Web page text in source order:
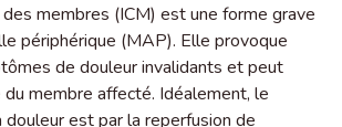
membres (ICM) est une forme grave
périphérique (MAP). Elle provoque
de douleur invalidants et peut
membre affecté. Idéalement, le
est par la reperfusion de